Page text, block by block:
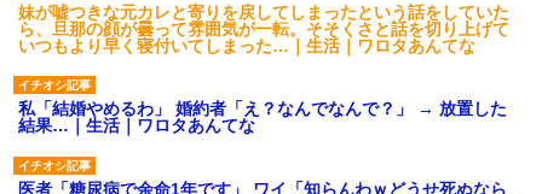
妹が嘘つきな元カレと寄りを戻してしまったという話をしていた
ら、旦那の顔が曇って雰囲気が一転。そそくさと話を切り上げて
いつもより早く寝付いてしまった…｜生活｜ワロタあんてな
私「結婚やめるわ」 婚約者「え？なんでなんで？」 → 放置した
結果…｜生活｜ワロタあんてな
医者「糖尿病で余命1年です」 ワイ「知らんわｗどうせ死ぬなら